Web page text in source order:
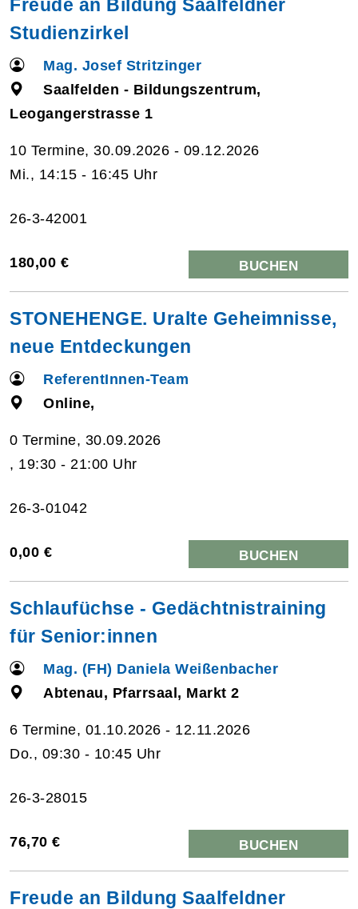
Freude an Bildung Saalfeldner
Studienzirkel
Mag. Josef Stritzinger
Saalfelden - Bildungszentrum,
Leogangerstrasse 1
10 Termine, 30.09.2026 - 09.12.2026
Mi., 14:15 - 16:45 Uhr
26-3-42001
180,00 € BUCHEN
STONEHENGE. Uralte Geheimnisse,
neue Entdeckungen
ReferentInnen-Team
Online,
0 Termine, 30.09.2026
, 19:30 - 21:00 Uhr
26-3-01042
0,00 € BUCHEN
Schlaufüchse - Gedächtnistraining
für Senior:innen
Mag. (FH) Daniela Weißenbacher
Abtenau, Pfarrsaal, Markt 2
6 Termine, 01.10.2026 - 12.11.2026
Do., 09:30 - 10:45 Uhr
26-3-28015
76,70 € BUCHEN
Freude an Bildung Saalfeldner